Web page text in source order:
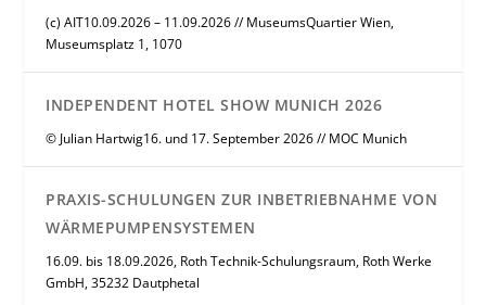
(c) AIT10.09.2026 – 11.09.2026 // MuseumsQuartier Wien,
Museumsplatz 1, 1070
INDEPENDENT HOTEL SHOW MUNICH 2026
© Julian Hartwig16. und 17. September 2026 // MOC Munich
PRAXIS-SCHULUNGEN ZUR INBETRIEBNAHME VON
WÄRMEPUMPENSYSTEMEN
16.09. bis 18.09.2026, Roth Technik-Schulungsraum, Roth Werke
GmbH, 35232 Dautphetal